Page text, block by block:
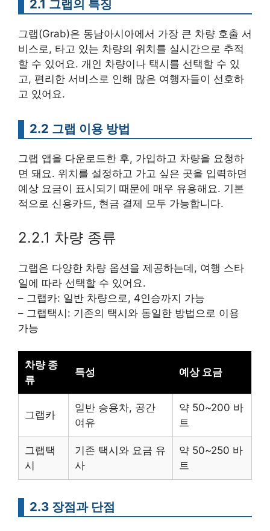
2.1 그랩의 특징
그랩(Grab)은 동남아시아에서 가장 큰 차량 호출 서
비스로, 타고 있는 차량의 위치를 실시간으로 추적
할 수 있어요. 개인 차량이나 택시를 선택할 수 있
고, 편리한 서비스로 인해 많은 여행자들이 선호하
고 있어요.
2.2 그랩 이용 방법
그랩 앱을 다운로드한 후, 가입하고 차량을 요청하
면 돼요. 위치를 설정하고 가고 싶은 곳을 입력하면
예상 요금이 표시되기 때문에 매우 유용해요. 기본
적으로 신용카드, 현금 결제 모두 가능합니다.
2.2.1 차량 종류
그랩은 다양한 차량 옵션을 제공하는데, 여행 스타
일에 따라 선택할 수 있어요.
– 그랩카: 일반 차량으로, 4인승까지 가능
– 그랩택시: 기존의 택시와 동일한 방법으로 이용
가능
차량 종
류
특성 예상 요금
그랩카
일반 승용차, 공간
여유
약 50~200 바
트
그랩택
시
기존 택시와 요금 유
사
약 50~250 바
트
2.3 장점과 단점